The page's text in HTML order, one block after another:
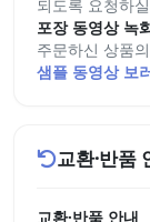
되도록 요청하
포장 동영상 녹
주문하신 상품
샘플 동영상 보
교환·반품
교환·반품 안내